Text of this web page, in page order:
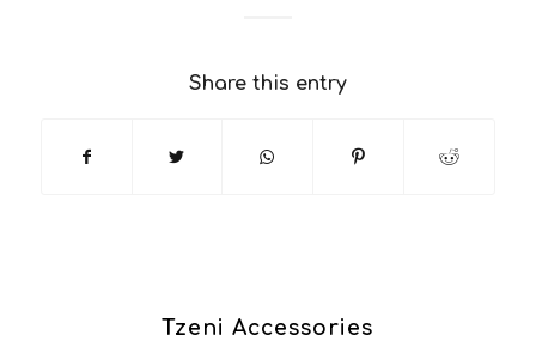
Share this entry
Tzeni Accessories